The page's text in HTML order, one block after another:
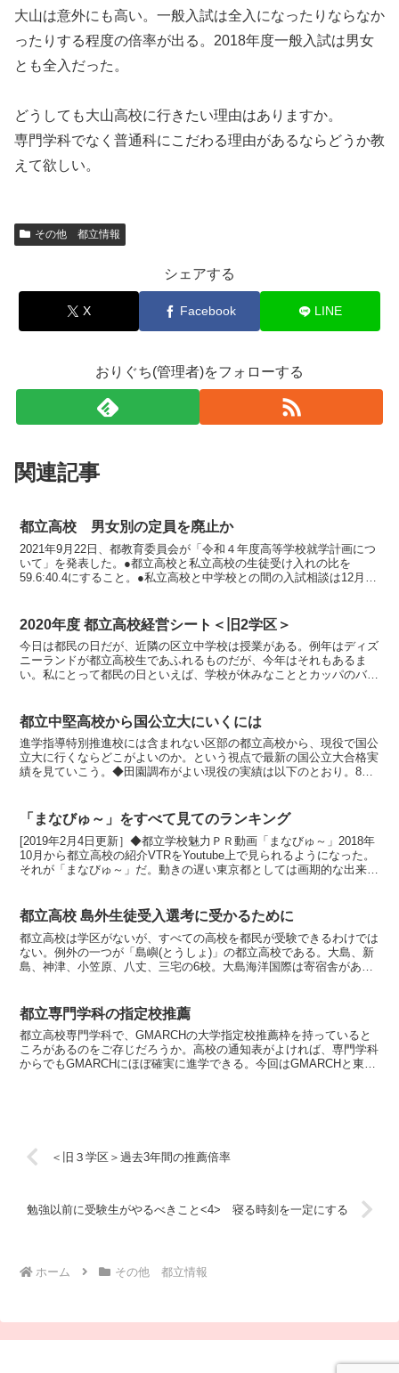
大山は意外にも高い。一般入試は全入になったりならなか
ったりする程度の倍率が出る。2018年度一般入試は男女
とも全入だった。
どうしても大山高校に行きたい理由はありますか。
専門学科でなく普通科にこだわる理由があるならどうか教
えて欲しい。
その他 都立情報
シェアする
X Facebook LINE
おりぐち(管理者)をフォローする
関連記事
都立高校 男女別の定員を廃止か
2021年9月22日、都教育委員会が「令和４年度高等学校就学計画につ
いて」を発表した。●都立高校と私立高校の生徒受け入れの比を
59.6:40.4にすること。●私立高校と中学校との間の入試相談は12月15
2020年度 都立高校経営シート＜旧2学区＞
今日は都民の日だが、近隣の区立中学校は授業がある。例年はディズ
ニーランドが都立高校生であふれるものだが、今年はそれもあるま
い。私にとって都民の日といえば、学校が休みなこととカッパのバッ
都立中堅高校から国公立大にいくには
進学指導特別推進校には含まれない区部の都立高校から、現役で国公
立大に行くならどこがよいのか。という視点で最新の国公立大合格実
績を見ていこう。◆田園調布がよい現役の実績は以下のとおり。8人
「まなびゅ～」をすべて見てのランキング
[2019年2月4日更新］◆都立学校魅力ＰＲ動画「まなびゅ～」2018年
10月から都立高校の紹介VTRをYoutube上で見られるようになった。
それが「まなびゅ～」だ。動きの遅い東京都としては画期的な出来事
都立高校 島外生徒受入選考に受かるために
都立高校は学区がないが、すべての高校を都民が受験できるわけでは
ない。例外の一つが「島嶼(とうしょ)」の都立高校である。大島、新
島、神津、小笠原、八丈、三宅の6校。大島海洋国際は寄宿舎がある
都立専門学科の指定校推薦
都立高校専門学科で、GMARCHの大学指定校推薦枠を持っていると
ころがあるのをご存じだろうか。高校の通知表がよければ、専門学科
からでもGMARCHにほぼ確実に進学できる。今回はGMARCHと東京
＜旧３学区＞過去3年間の推薦倍率
勉強以前に受験生がやるべきこと<4> 寝る時刻を一定にする
ホーム その他 都立情報